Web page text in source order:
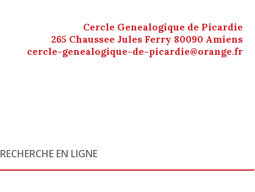
Cercle Genealogique de Picardie
265 Chaussee Jules Ferry 80090 Amiens
cercle-genealogique-de-picardie@orange.fr
RECHERCHE EN LIGNE